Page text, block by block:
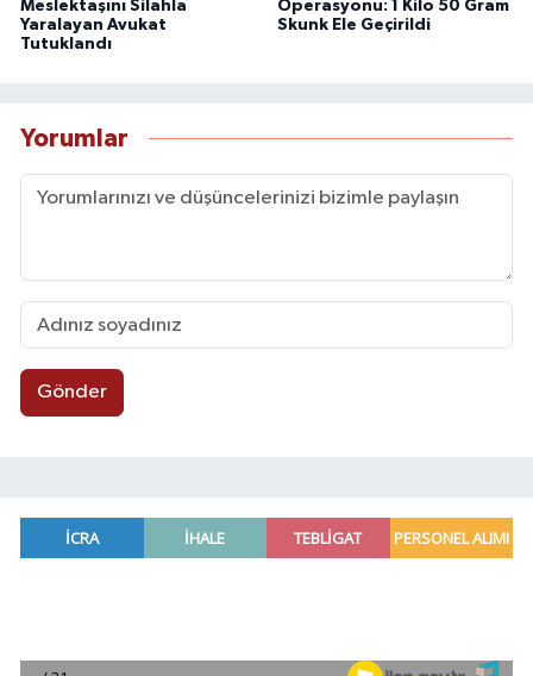
Meslektaşını Silahla
Yaralayan Avukat
Tutuklandı
Operasyonu: 1 Kilo 50 Gram
Skunk Ele Geçirildi
Yorumlar
Gönder